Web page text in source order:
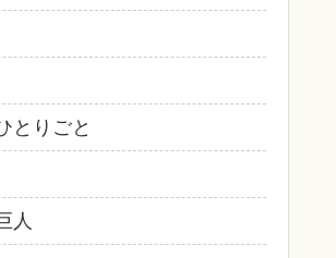
とりごと
人